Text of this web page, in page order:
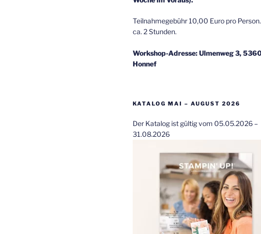
Teilnahmegebühr 10,00 Euro pro
ca. 2 Stunden.
Workshop-Adresse: Ulmenweg 3,
Honnef
KATALOG MAI – AUGUST 2026
Der Katalog ist gültig vom 05.05.2026 –
31.08.2026